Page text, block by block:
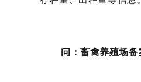
问：畜禽养殖场备